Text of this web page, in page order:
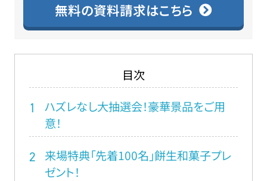
無料の資料請求はこちら
目次
1
ハズレなし大抽選会！豪華景品をご用
意！
2
来場特典「先着100名」餅生和菓子プレ
ゼント！